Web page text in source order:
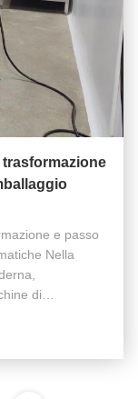
trasformazione
e passo
Nella
di